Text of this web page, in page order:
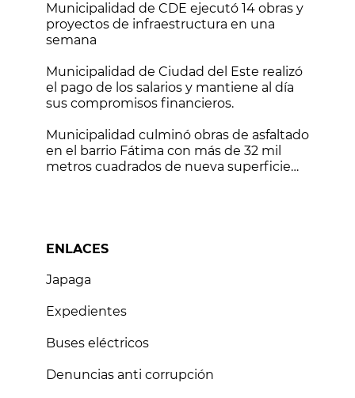
Municipalidad de CDE ejecutó 14 obras y
proyectos de infraestructura en una
semana
Municipalidad de Ciudad del Este realizó
el pago de los salarios y mantiene al día
sus compromisos financieros.
Municipalidad culminó obras de asfaltado
en el barrio Fátima con más de 32 mil
metros cuadrados de nueva superficie
ENLACES
Japaga
Expedientes
Buses eléctricos
Denuncias anti corrupción